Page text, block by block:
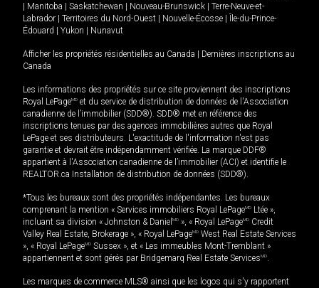
Manitoba Saskatchewan Nouveau-Brunswick
Terre-Neuve-et-
Labrador
Territoires du Nord-Ouest Nouvelle-Écosse
Île-du-Prince-
Édouard
Yukon Nunavut
Afficher les propriétés résidentielles au Canada
Dernières inscriptions au
Canada
Les informations des propriétés sur ce site proviennent des inscriptions
Royal LePageMD et du service de distribution de données de l'Association
canadienne de l’immobilier (SDD®). SDD® met en référence des
inscriptions tenues par des agences immobilières autres que Royal
LePage et ses distributeurs. L'exactitude de l'information n'est pas
garantie et devrait être indépendamment vérifiée. La marque DDF®
appartient à l'Association canadienne de l’immobilier (ACI) et identifie le
REALTOR.ca Installation de distribution de données (SDD®).
*Tous les bureaux sont des propriétés indépendantes. Les bureaux
comprenant la mention « Services immobiliers Royal LePageMD Ltée »,
incluant sa division « Johnston & Daniel MD », « Royal LePageMD Credit
Valley Real Estate, Brokerage », « Royal LePageMD West Real Estate Services
», « Royal LePageMD Sussex », et « Les immeubles Mont-Tremblant »
appartiennent et sont gérés par Bridgemarq Real Estate ServicesMD.
Les marques de commerce MLS® ainsi que les logos qui s'y rapportent